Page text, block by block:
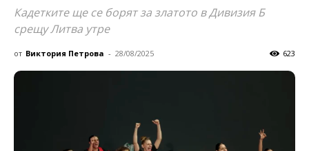
Кадетките ще се борят за златото в Дивизия Б
срещу Литва утре
от Виктория Петрова - 28/08/2025 623